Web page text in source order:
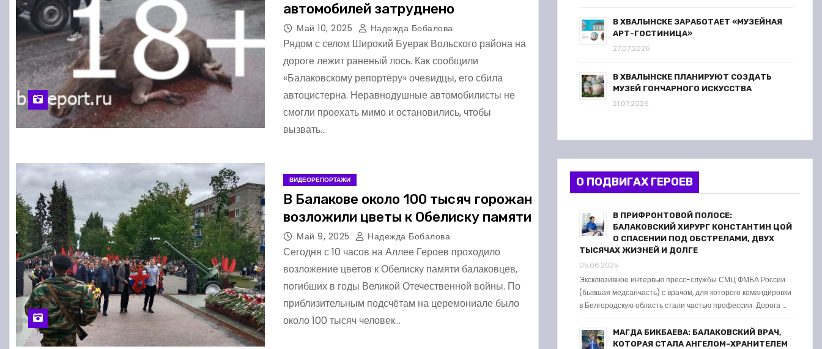
автомобилей затруднено
Май 10, 2025 Надежда Бобалова
Рядом с селом Широкий Буерак Вольского района на
дороге лежит раненый лось. Как сообщили
«Балаковскому репортёру» очевидцы, его сбила
автоцистерна. Неравнодушные автомобилисты не
смогли проехать мимо и остановились, чтобы
вызвать…
ВИДЕОРЕПОРТАЖИ
В Балакове около 100 тысяч горожан
возложили цветы к Обелиску памяти
Май 9, 2025 Надежда Бобалова
Сегодня с 10 часов на Аллее Героев проходило
возложение цветов к Обелиску памяти балаковцев,
погибших в годы Великой Отечественной войны. По
приблизительным подсчётам на церемониале было
около 100 тысяч человек…
В ХВАЛЫНСКЕ ЗАРАБОТАЕТ «МУЗЕЙНАЯ
АРТ-ГОСТИНИЦА»
27.07.2026
В ХВАЛЫНСКЕ ПЛАНИРУЮТ СОЗДАТЬ
МУЗЕЙ ГОНЧАРНОГО ИСКУССТВА
21.07.2026
О ПОДВИГАХ ГЕРОЕВ
В ПРИФРОНТОВОЙ ПОЛОСЕ:
БАЛАКОВСКИЙ ХИРУРГ КОНСТАНТИН ЦОЙ
О СПАСЕНИИ ПОД ОБСТРЕЛАМИ, ДВУХ
ТЫСЯЧАХ ЖИЗНЕЙ И ДОЛГЕ
05.06.2025
Эксклюзивное интервью пресс-службы СМЦ ФМБА России
(бывшая медсанчасть) с врачом, для которого командировки
в Белгородскую область стали частью профессии. Дорога …
МАГДА БИКБАЕВА: БАЛАКОВСКИЙ ВРАЧ,
КОТОРАЯ СТАЛА АНГЕЛОМ-ХРАНИТЕЛЕМ